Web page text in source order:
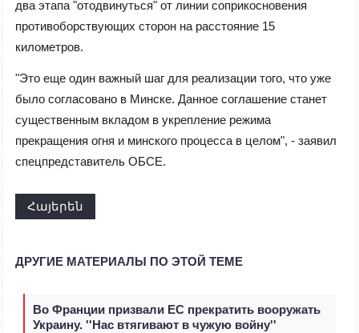
два этапа "отодвинуться" от линии соприкосновения
противоборствующих сторон на расстояние 15
километров.
"Это еще один важный шаг для реализации того, что уже
было согласовано в Минске. Данное соглашение станет
существенным вкладом в укрепление режима
прекращения огня и минского процесса в целом", - заявил
спецпредставитель ОБСЕ.
Հայերեն
ДРУГИЕ МАТЕРИАЛЫ ПО ЭТОЙ ТЕМЕ
Во Франции призвали ЕС прекратить вооружать
Украину. ''Нас втягивают в чужую войну''